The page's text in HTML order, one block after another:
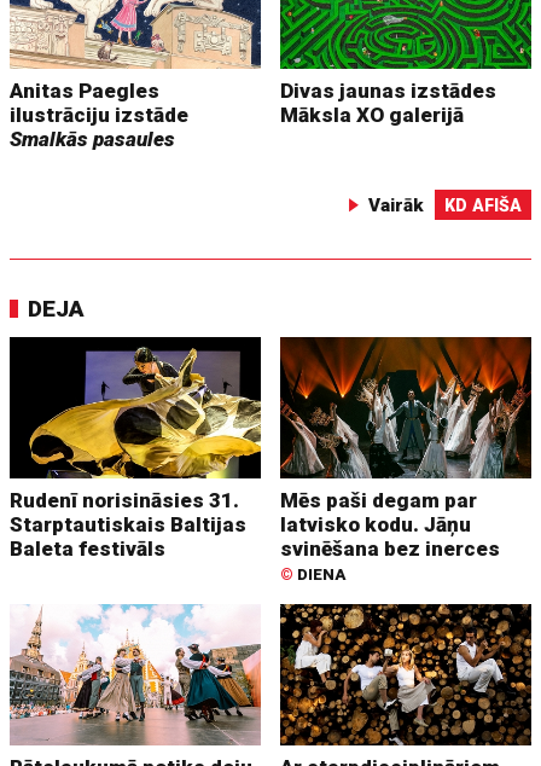
Anitas Paegles
ilustrāciju izstāde
Smalkās pasaules
Divas jaunas izstādes
Māksla XO galerijā
Vairāk KD AFIŠA
DEJA
Rudenī norisināsies 31.
Starptautiskais Baltijas
Baleta festivāls
Mēs paši degam par
latvisko kodu. Jāņu
svinēšana bez inerces
© DIENA